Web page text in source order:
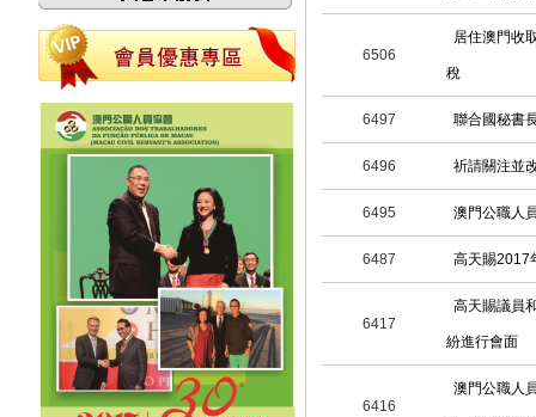
6506
居住澳門收
稅
6497 聯合國秘書
6496 祈請關注並
6495 澳門公職人
6487 高天賜2017
6417
高天賜議員
紛進行會面
6416
澳門公職人